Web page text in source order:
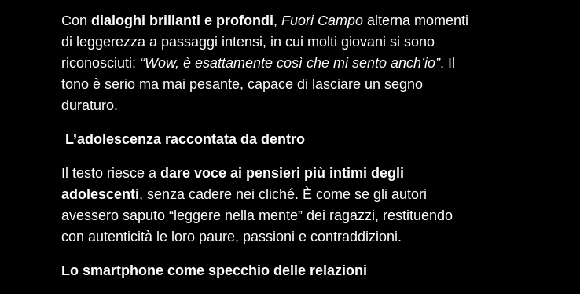
Con dialoghi brillanti e profondi, Fuori Campo alterna momenti
di leggerezza a passaggi intensi, in cui molti giovani si sono
riconosciuti: “Wow, è esattamente così che mi sento anch’io”. Il
tono è serio ma mai pesante, capace di lasciare un segno
duraturo.
L’adolescenza raccontata da dentro
Il testo riesce a dare voce ai pensieri più intimi degli
adolescenti, senza cadere nei cliché. È come se gli autori
avessero saputo “leggere nella mente” dei ragazzi, restituendo
con autenticità le loro paure, passioni e contraddizioni.
Lo smartphone come specchio delle relazioni